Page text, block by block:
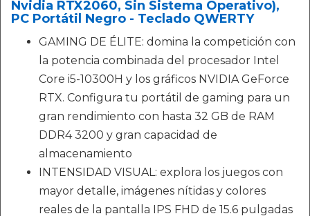
Nvidia RTX2060, Sin Sistema Operativo),
PC Portátil Negro - Teclado QWERTY
GAMING DE ÉLITE: domina la competición con
la potencia combinada del procesador Intel
Core i5-10300H y los gráficos NVIDIA GeForce
RTX. Configura tu portátil de gaming para un
gran rendimiento con hasta 32 GB de RAM
DDR4 3200 y gran capacidad de
almacenamiento
INTENSIDAD VISUAL: explora los juegos con
mayor detalle, imágenes nítidas y colores
reales de la pantalla IPS FHD de 15.6 pulgadas